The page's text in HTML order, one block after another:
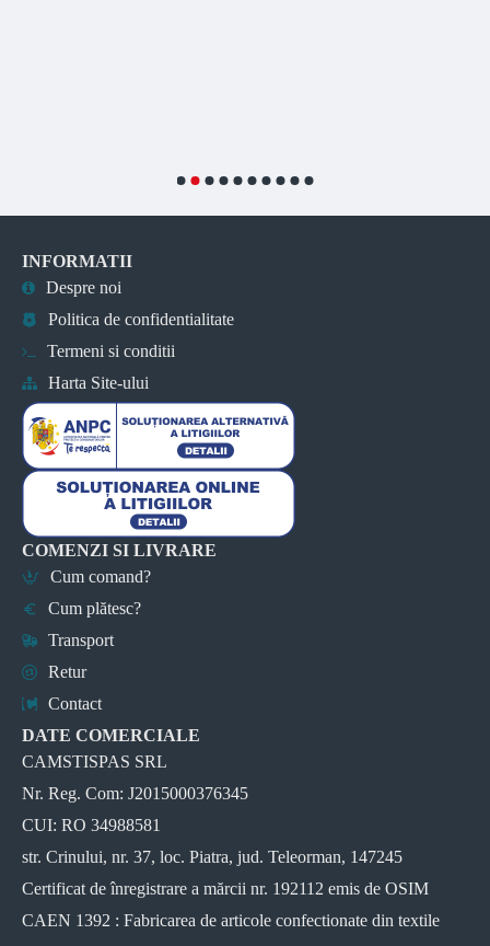
INFORMATII
Despre noi
Politica de confidentialitate
Termeni si conditii
Harta Site-ului
COMENZI SI LIVRARE
Cum comand?
Cum plătesc?
Transport
Retur
Contact
DATE COMERCIALE
CAMSTISPAS SRL
Nr. Reg. Com: J2015000376345
CUI: RO 34988581
str. Crinului, nr. 37, loc. Piatra, jud. Teleorman, 147245
Certificat de înregistrare a mărcii nr. 192112 emis de OSIM
CAEN 1392 : Fabricarea de articole confectionate din textile